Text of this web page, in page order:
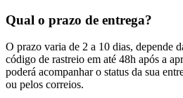
Qual o prazo de entrega?
O prazo varia de 2 a 10 dias, depende
código de rastreio em até 48h após a
poderá acompanhar o status da sua
ou pelos correios.